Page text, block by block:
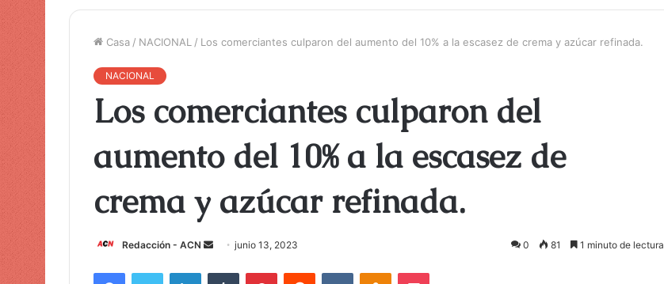
Casa / NACIONAL / Los comerciantes culparon del aumento del 10% a la escasez de crema y azúcar refinada.
NACIONAL
Los comerciantes culparon del
aumento del 10% a la escasez de
crema y azúcar refinada.
Redacción - ACN junio 13, 2023 0 81 1 minuto de lectura